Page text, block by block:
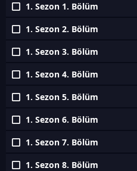
1. Sezon 1. Bölüm
1. Sezon 2. Bölüm
1. Sezon 3. Bölüm
1. Sezon 4. Bölüm
1. Sezon 5. Bölüm
1. Sezon 6. Bölüm
1. Sezon 7. Bölüm
1. Sezon 8. Bölüm